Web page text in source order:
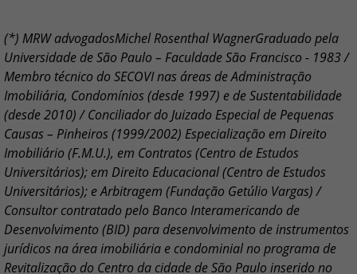
(*) MRW advogadosMichel Rosenthal WagnerGraduado pela
Universidade de São Paulo – Faculdade São Francisco - 1983 /
Membro técnico do SECOVI nas áreas de Administração
Imobiliária, Condomínios (desde 1997) e de Sustentabilidade
(desde 2010) / Conciliador do Juizado Especial de Pequenas
Causas – Pinheiros (1999/2002) Especialização em Direito
Imobiliário (F.M.U.), em Contratos (Centro de Estudos
Universitários); em Direito Educacional (Centro de Estudos
Universitários); e Arbitragem (Fundação Getúlio Vargas) /
Consultor contratado pelo Banco Interamericando de
Desenvolvimento (BID) para desenvolvimento de instrumentos
jurídicos na área imobiliária e condominial no programa de
Revitalização do Centro da cidade de São Paulo inserido no